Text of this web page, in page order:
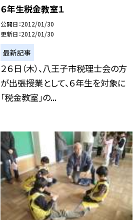
６年生税金教室１
公開日 2012/01/30
更新日 2012/01/30
最新記事
２６日（木）、八王子市税理士会の方
が出張授業として、６年生を対象に
「税金教室」の...